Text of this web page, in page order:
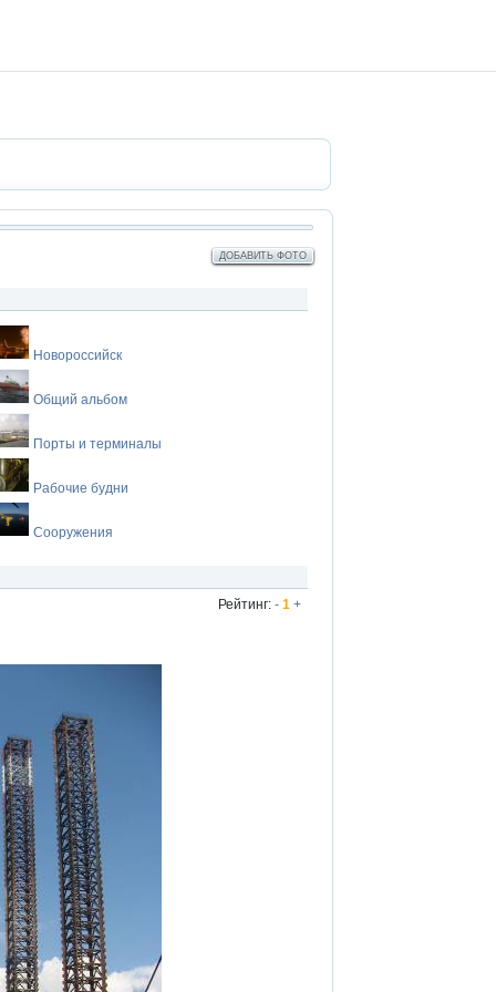
ДОБАВИТЬ ФОТО
Новороссийск
Общий альбом
Порты и терминалы
Рабочие будни
Сооружения
Рейтинг: - 1 +